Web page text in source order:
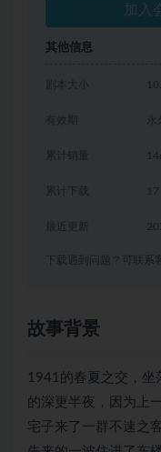
加入
其他信息
剧本大小
有效期
累计销量
累计下载 17
下载遇到问题？可联系
故事背景
1941的春夏之交，坐
的深更半夜，因为上
宅子来了一群不速之